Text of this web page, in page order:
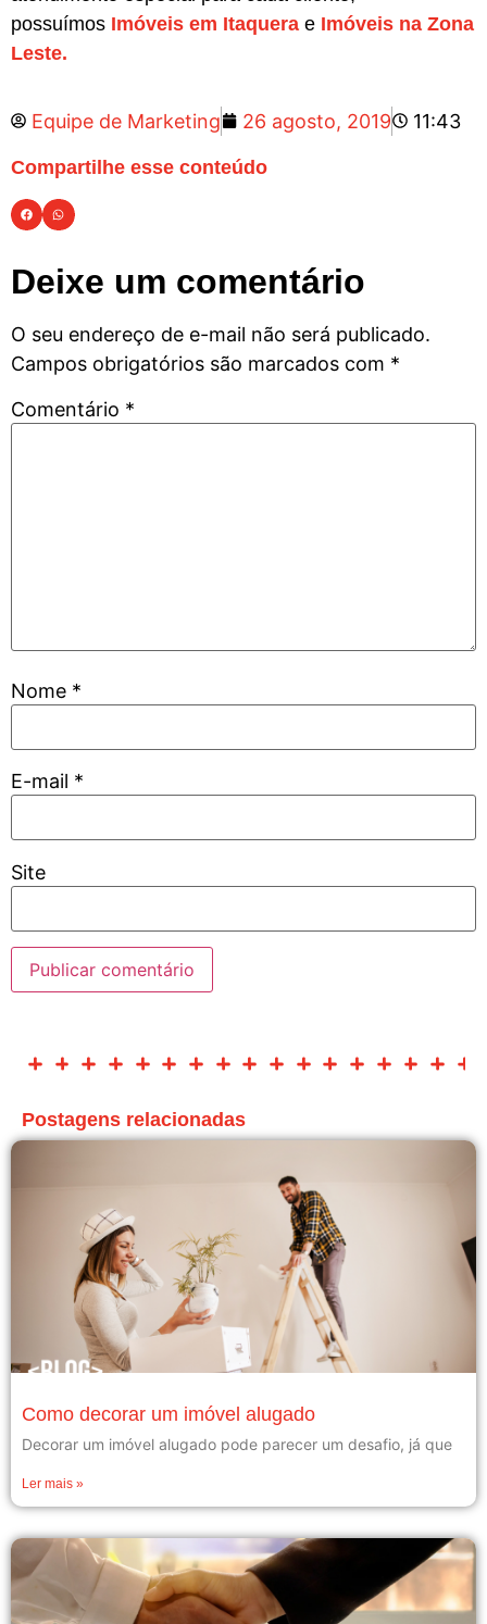
possuímos Imóveis em Itaquera e Imóveis na Zona
Leste.
Equipe de Marketing 26 agosto, 2019 11:43
Compartilhe esse conteúdo
Deixe um comentário
O seu endereço de e-mail não será publicado.
Campos obrigatórios são marcados com *
Comentário *
Nome *
E-mail *
Site
Postagens relacionadas
Como decorar um imóvel alugado
Decorar um imóvel alugado pode parecer um desafio, já que
Ler mais »